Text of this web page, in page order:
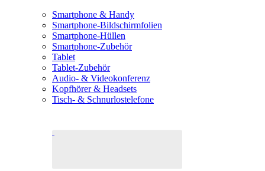
Smartphone & Handy
Smartphone-Bildschirmfolien
Smartphone-Hüllen
Smartphone-Zubehör
Tablet
Tablet-Zubehör
Audio- & Videokonferenz
Kopfhörer & Headsets
Tisch- & Schnurlostelefone